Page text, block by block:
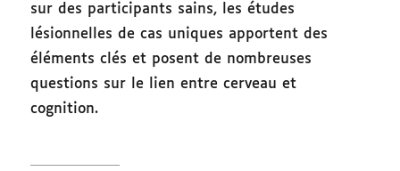
sur des participants sains, les études
lésionnelles de cas uniques apportent des
éléments clés et posent de nombreuses
questions sur le lien entre cerveau et
cognition.